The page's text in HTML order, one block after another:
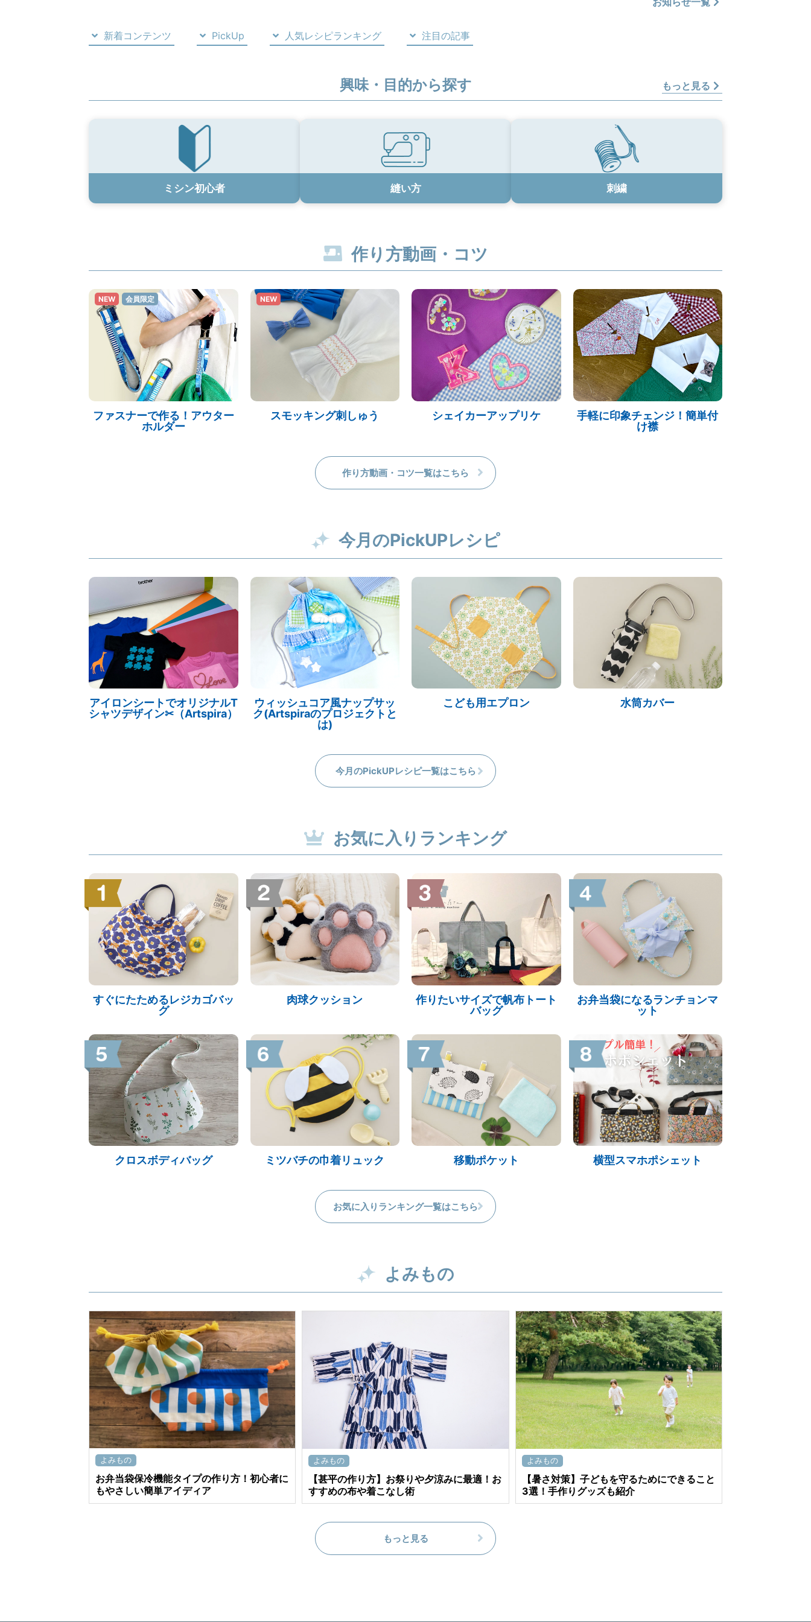
新着コンテンツ PickUp 人気レシピランキング 注目の記事
興味・目的から探す もっと見る
ミシン初心者 縫い方 刺繍
作り方動画・コツ
NEW 会員限定
ファスナーで作る！アウター
ホルダー
NEW
スモッキング刺しゅう シェイカーアップリケ
手軽に印象チェンジ！簡単付
け襟
作り方動画・コツ一覧はこちら
今月のPickUPレシピ
アイロンシートでオリジナルT
シャツデザイン✂（Artspira）
ウィッシュコア風ナップサッ
ク(Artspiraのプロジェクトと
は)
こども用エプロン 水筒カバー
今月のPickUPレシピ一覧はこちら
お気に入りランキング
すぐにたためるレジカゴバッ
グ
肉球クッション
作りたいサイズで帆布トート
バッグ
お弁当袋になるランチョンマ
ット
クロスボディバッグ ミツバチの巾着リュック 移動ポケット 横型スマホポシェット
お気に入りランキング一覧はこちら
よみもの
よみもの
お弁当袋保冷機能タイプの作り方！初心者に
もやさしい簡単アイディア
よみもの
【甚平の作り方】お祭りや夕涼みに最適！お
すすめの布や着こなし術
よみもの
【暑さ対策】子どもを守るためにできること
3選！手作りグッズも紹介
もっと見る